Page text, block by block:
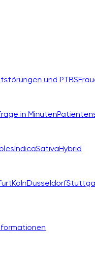
und PTBS
in Minuten
IndicaSativaHybrid
KölnDüsseldorf